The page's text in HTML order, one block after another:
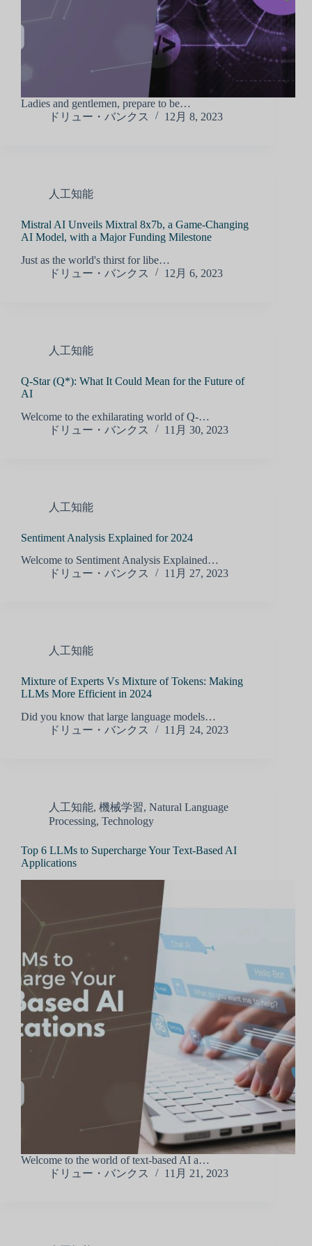
Ladies and gentlemen, prepare to be…
ドリュー・バンクス
12月 8, 2023
人工知能
Mistral AI Unveils Mixtral 8x7b, a Game-Changing
AI Model, with a Major Funding Milestone
Just as the world's thirst for libe…
ドリュー・バンクス
12月 6, 2023
人工知能
Q-Star (Q*): What It Could Mean for the Future of
AI
Welcome to the exhilarating world of Q-…
ドリュー・バンクス
11月 30, 2023
人工知能
Sentiment Analysis Explained for 2024
Welcome to Sentiment Analysis Explained…
ドリュー・バンクス
11月 27, 2023
人工知能
Mixture of Experts Vs Mixture of Tokens: Making
LLMs More Efficient in 2024
Did you know that large language models…
ドリュー・バンクス
11月 24, 2023
人工知能, 機械学習, Natural Language
Processing, Technology
Top 6 LLMs to Supercharge Your Text-Based AI
Applications
Welcome to the world of text-based AI a…
ドリュー・バンクス
11月 21, 2023